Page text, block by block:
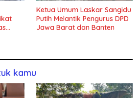
Ketua Umum Laskar Sangidu
Putih Melantik Pengurus DPD
Jawa Barat dan Banten
kamu